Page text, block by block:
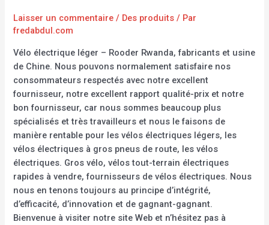
Laisser un commentaire / Des produits / Par
fredabdul.com
Vélo électrique léger – Rooder Rwanda, fabricants et usine
de Chine. Nous pouvons normalement satisfaire nos
consommateurs respectés avec notre excellent
fournisseur, notre excellent rapport qualité-prix et notre
bon fournisseur, car nous sommes beaucoup plus
spécialisés et très travailleurs et nous le faisons de
manière rentable pour les vélos électriques légers, les
vélos électriques à gros pneus de route, les vélos
électriques. Gros vélo, vélos tout-terrain électriques
rapides à vendre, fournisseurs de vélos électriques. Nous
nous en tenons toujours au principe d’intégrité,
d’efficacité, d’innovation et de gagnant-gagnant.
Bienvenue à visiter notre site Web et n’hésitez pas à